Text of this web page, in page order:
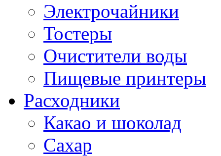
Электрочайники
Тостеры
Очистители воды
Пищевые принтеры
Расходники
Какао и шоколад
Сахар